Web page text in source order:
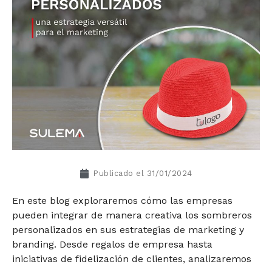
Publicado el 31/01/2024
En este blog exploraremos cómo las empresas
pueden integrar de manera creativa los sombreros
personalizados en sus estrategias de marketing y
branding. Desde regalos de empresa hasta
iniciativas de fidelización de clientes, analizaremos